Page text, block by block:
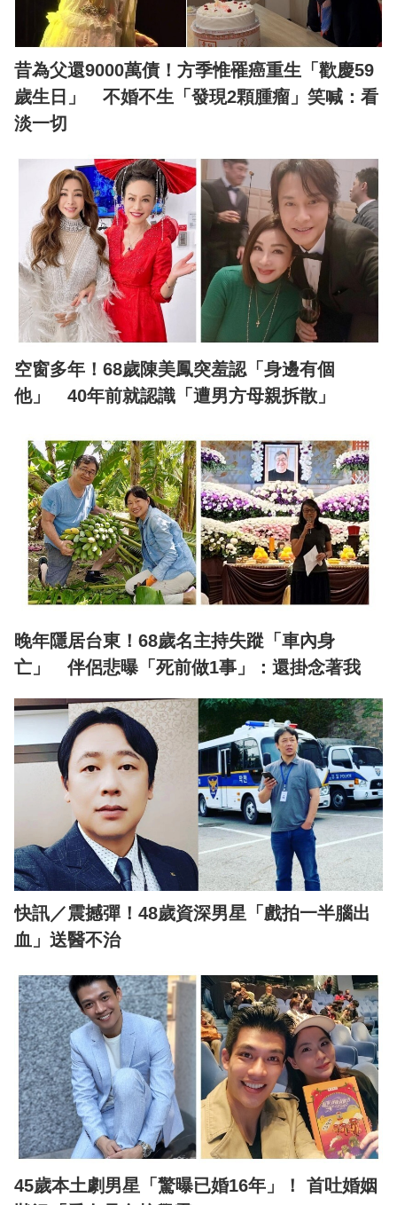
昔為父還9000萬債！方季惟罹癌重生「歡慶59
歲生日」 不婚不生「發現2顆腫瘤」笑喊：看
淡一切
空窗多年！68歲陳美鳳突羞認「身邊有個
他」 40年前就認識「遭男方母親拆散」
晚年隱居台東！68歲名主持失蹤「車內身
亡」 伴侶悲曝「死前做1事」：還掛念著我
快訊／震撼彈！48歲資深男星「戲拍一半腦出
血」送醫不治
45歲本土劇男星「驚曝已婚16年」！ 首吐婚姻